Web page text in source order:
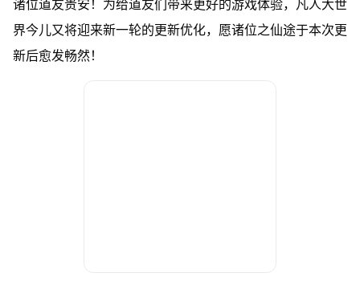
诸位道友贵安！为给道友们带来更好的游戏体验，凡人大世
界今儿又将迎来新一轮的更新优化，愿诸位之仙途于本次更
新后愈发畅然！